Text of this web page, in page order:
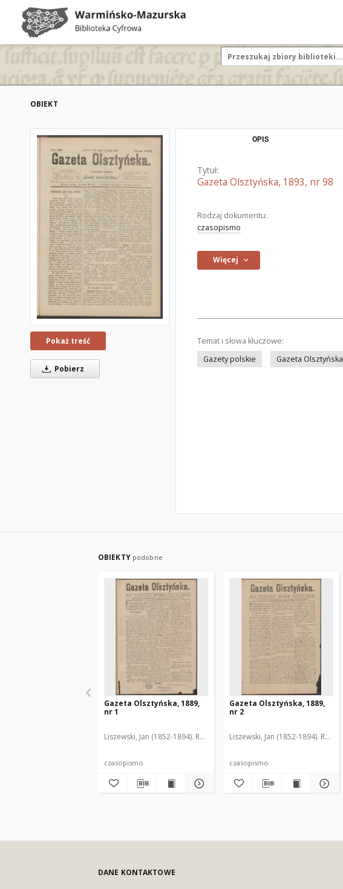
OBIEKT
Pokaż treść
Pobierz
OPIS
Tytuł:
Gazeta Olsztyńska, 1893, nr 98
Rodzaj dokumentu:
czasopismo
Więcej
Temat i słowa kluczowe:
Gazety polskie
Gazeta Olsztyńska
OBIEKTY podobne
Gazeta Olsztyńska, 1889,
nr 1
Liszewski, Jan (1852-1894). Red.
czasopismo
Gazeta Olsztyńska, 1889,
nr 2
Liszewski, Jan (1852-1894). Red.
czasopismo
DANE KONTAKTOWE